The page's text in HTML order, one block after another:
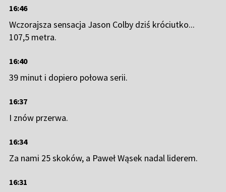
16:46
Wczorajsza sensacja Jason Colby dziś króciutko...
107,5 metra.
16:40
39 minut i dopiero połowa serii.
16:37
I znów przerwa.
16:34
Za nami 25 skoków, a Paweł Wąsek nadal liderem.
16:31